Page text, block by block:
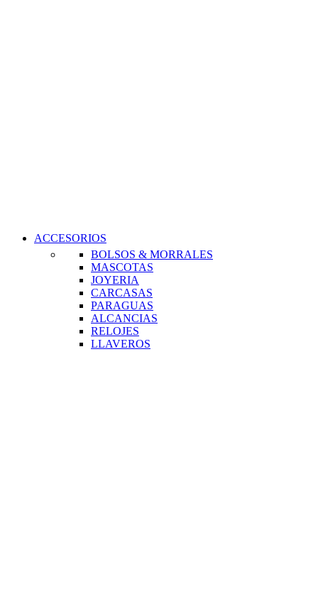
ACCESORIOS
BOLSOS & MORRALES
MASCOTAS
JOYERIA
CARCASAS
PARAGUAS
ALCANCIAS
RELOJES
LLAVEROS